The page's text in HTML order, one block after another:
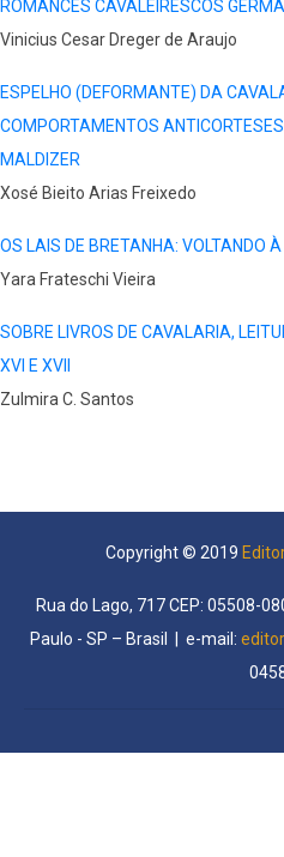
ROMANCES CAVALEIRESCOS
Vinicius Cesar Dreger de Araujo
ESPELHO (DEFORMANTE) DA
COMPORTAMENTOS
MALDIZER
Xosé Bieito Arias Freixedo
OS LAIS DE BRETANHA: VOLTANDO
Yara Frateschi Vieira
SOBRE LIVROS DE CAVALARIA,
XVI E XVII
Zulmira C. Santos
Copyright © 2019
Rua do Lago, 717 CEP: 05508-
Paulo - SP – Brasil | e-mail: